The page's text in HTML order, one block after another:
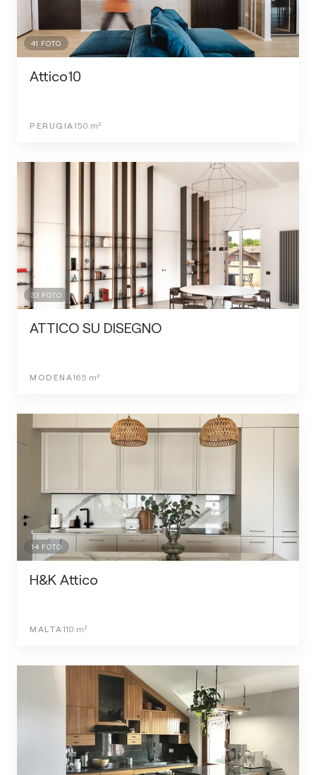
41 FOTO
Attico10
PERUGIA 150 m²
33 FOTO
ATTICO SU DISEGNO
MODENA165 m²
14 FOTO
H&K Attico
MALTA 110 m²